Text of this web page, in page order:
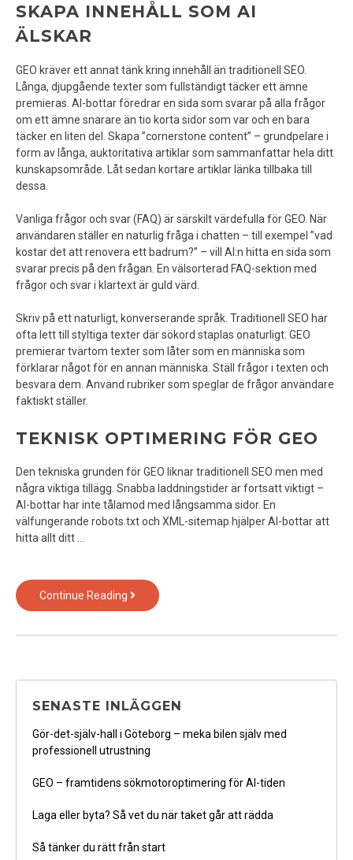
SKAPA INNEHÅLL SOM AI
ÄLSKAR
GEO kräver ett annat tänk kring innehåll än traditionell SEO.
Långa, djupgående texter som fullständigt täcker ett ämne
premieras. AI-bottar föredrar en sida som svarar på alla frågor
om ett ämne snarare än tio korta sidor som var och en bara
täcker en liten del. Skapa ”cornerstone content” – grundpelare i
form av långa, auktoritativa artiklar som sammanfattar hela ditt
kunskapsområde. Låt sedan kortare artiklar länka tillbaka till
dessa.
Vanliga frågor och svar (FAQ) är särskilt värdefulla för GEO. När
användaren ställer en naturlig fråga i chatten – till exempel ”vad
kostar det att renovera ett badrum?” – vill AI:n hitta en sida som
svarar precis på den frågan. En välsorterad FAQ-sektion med
frågor och svar i klartext är guld värd.
Skriv på ett naturligt, konverserande språk. Traditionell SEO har
ofta lett till styltiga texter där sökord staplas onaturligt. GEO
premierar tvärtom texter som låter som en människa som
förklarar något för en annan människa. Ställ frågor i texten och
besvara dem. Använd rubriker som speglar de frågor användare
faktiskt ställer.
TEKNISK OPTIMERING FÖR GEO
Den tekniska grunden för GEO liknar traditionell SEO men med
några viktiga tillägg. Snabba laddningstider är fortsatt viktigt –
AI-bottar har inte tålamod med långsamma sidor. En
välfungerande robots.txt och XML-sitemap hjälper AI-bottar att
hitta allt ditt …
Continue Reading GEO
–
AI-
SENASTE INLÄGGEN
Gör-det-själv-hall i Göteborg – meka bilen själv med
professionell utrustning
GEO – framtidens sökmotoroptimering för AI-tiden
Laga eller byta? Så vet du när taket går att rädda
Så tänker du rätt från start